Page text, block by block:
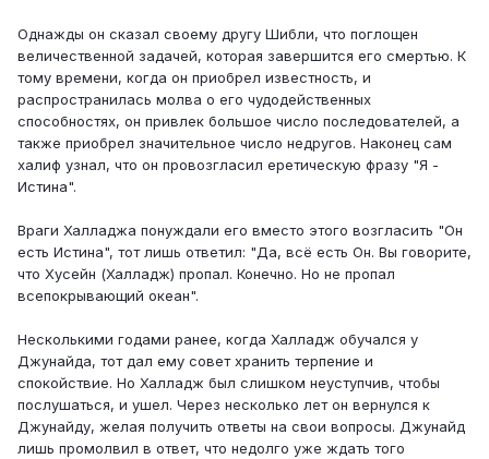
Однажды он сказал своему другу Шибли, что поглощен
величественной задачей, которая завершится его смертью. К
тому времени, когда он приобрел известность, и
распространилась молва о его чудодейственных
способностях, он привлек большое число последователей, а
также приобрел значительное число недругов. Наконец сам
халиф узнал, что он провозгласил еретическую фразу "Я -
Истина".
Враги Халладжа понуждали его вместо этого возгласить "Он
есть Истина", тот лишь ответил: "Да, всё есть Он. Вы говорите,
что Хусейн (Халладж) пропал. Конечно. Но не пропал
всепокрывающий океан".
Несколькими годами ранее, когда Халладж обучался у
Джунайда, тот дал ему совет хранить терпение и
спокойствие. Но Халладж был слишком неуступчив, чтобы
послушаться, и ушел. Через несколько лет он вернулся к
Джунайду, желая получить ответы на свои вопросы. Джунайд
лишь промолвил в ответ, что недолго уже ждать того